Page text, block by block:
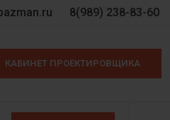
8(989) 238-83-60
КАБИНЕТ ПРОЕКТИРОВЩИКА